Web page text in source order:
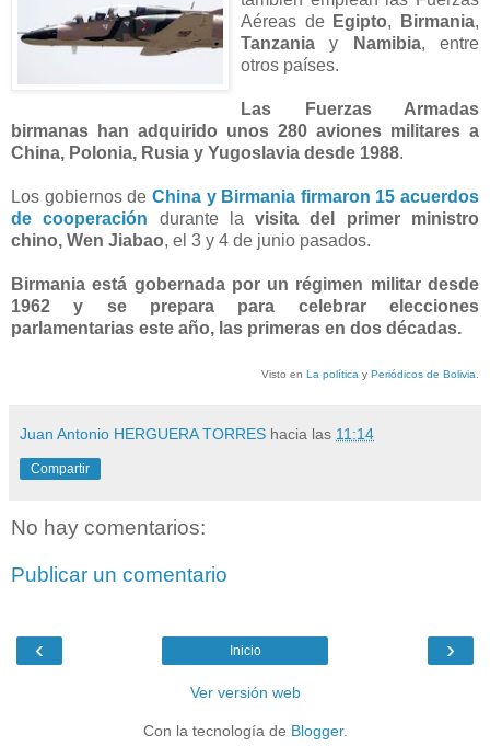
Aéreas de Egipto, Birmania,
Tanzania y Namibia, entre
otros países.
Las Fuerzas Armadas
birmanas han adquirido unos 280 aviones militares a
China, Polonia, Rusia y Yugoslavia desde 1988.
Los gobiernos de China y Birmania firmaron 15 acuerdos
de cooperación durante lavisita del primer ministro
chino, Wen Jiabao, el 3 y 4 de junio pasados.
Birmania está gobernada por un régimen militar desde
1962 y se prepara para celebrar elecciones
parlamentarias este año, las primeras en dos décadas.
Visto en La política y Periódicos de Bolivia
Juan Antonio HERGUERA TORRES hacia las 11:14
Compartir
No hay comentarios:
Publicar un comentario
‹ ›
Inicio
Ver versión web
Con la tecnología de Blogger.